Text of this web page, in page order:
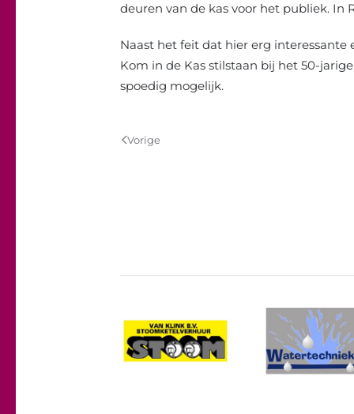
deuren van de kas voor het publiek. In
Naast het feit dat hier erg
Kom in de Kas stilstaan bij het 50-
spoedig mogelijk.
Vorige